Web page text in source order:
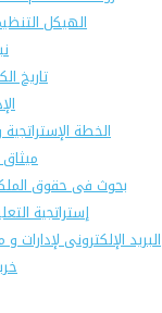
الهيكل
تاريخ
الخطة الإستراتجية
ميثاق
بحوث فى حقوق
إستراتجية
البريد الإلكترونى لإدارات و